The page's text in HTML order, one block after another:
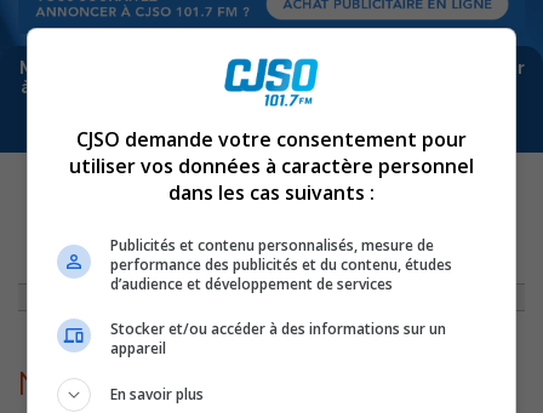
Meta bloque les infos sur Facebook. Pour ne rien manquer
à Sorel-Tracy et la région, abonne-toi à notre infolettre :
MARRAINE DE LA MAISON LA GRANDE OURSE»NATHALIE SIMARD –
25NOV –
NATHALIE SIMARD – 25NOV –
CJSO demande votre consentement pour
utiliser vos données à caractère personnel
dans les cas suivants :
Publicités et contenu personnalisés, mesure de
performance des publicités et du contenu, études
d’audience et développement de services
Stocker et/ou accéder à des informations sur un
appareil
En savoir plus